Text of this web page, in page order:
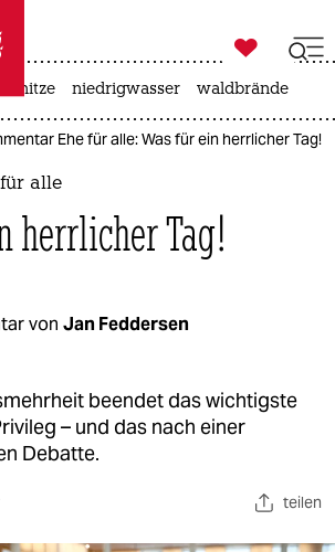
taz zahl ich
taz zahl ich

taz zahl ich
hitze niedrigwasser waldbrände
Ehe für alle: Was für ein herrlicher Tag!
alle
herrlicher Tag!
von Jan Feddersen
beendet das wichtigste
– und das nach einer
Debatte.
teilen